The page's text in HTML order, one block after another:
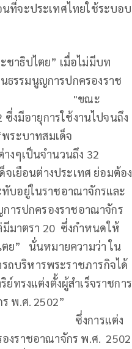
นที่จะประเทศไทยใช้ระบอบ
ชาธิปไตย” เมื่อไม่มีบท
ธรรมนูญการปกครองราช
"ขณะ
งมีอายุการใช้งานไปจนถึง
ระบาทสมเด็จ
งๆเป็นจำนวนถึง 32
จเยือนต่างประเทศ ย่อมต้อง
ทับอยู่ในราชอาณาจักรและ
ารปกครองราชอาณาจักร
มีมาตรา 20 ซึ่งกำหนดให้
ตย” นั่นหมายความว่า ใน
ถบริหารพระราชภารกิจได้
ทรงแต่งตั้งผู้สำเร็จราชการ
พ.ศ. 2502”
ต่ง
งราชอาณาจักร พ.ศ. 2502